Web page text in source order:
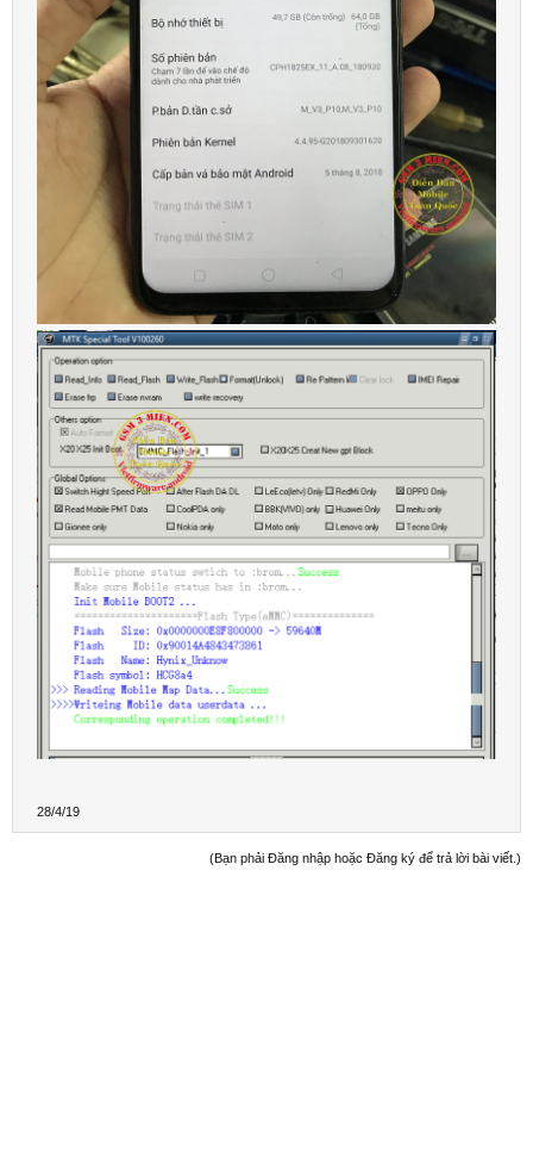
28/4/19
(Bạn phải Đăng nhập hoặc Đăng ký để trả lời bài viết.)